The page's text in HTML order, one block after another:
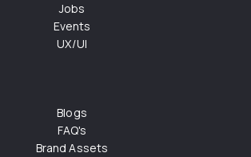
Jobs
Events
UX/UI
Blogs
FAQ's
Brand Assets